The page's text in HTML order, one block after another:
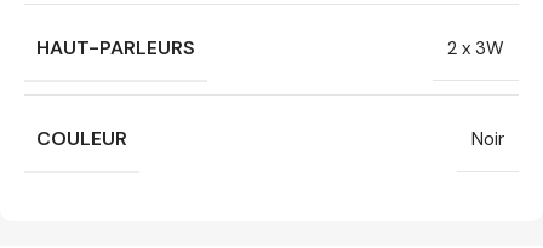
HAUT-PARLEURS 2 x 3W
COULEUR Noir